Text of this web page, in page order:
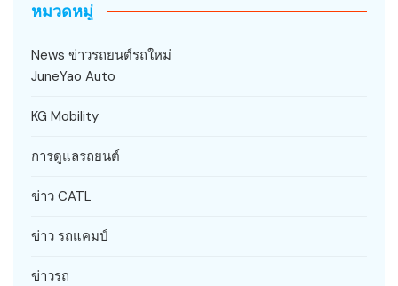
หมวดหมู่
News ข่าวรถยนต์รถใหม่
JuneYao Auto
KG Mobility
การดูแลรถยนต์
ข่าว CATL
ข่าว รถแคมป์
ข่าวรถ